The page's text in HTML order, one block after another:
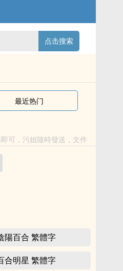
点击搜索
最近热门
可，污姐隨時發送，文件
內刪除肉絲的郵箱留言...
陽百合 繁體字
合明星 繁體字